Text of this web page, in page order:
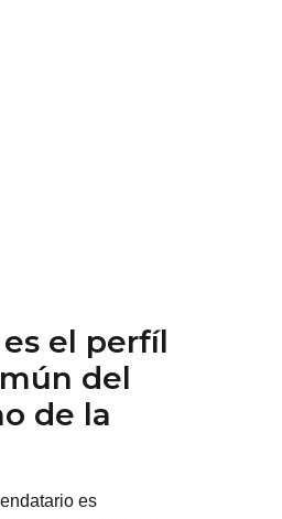
el perfíl
del
de la
es